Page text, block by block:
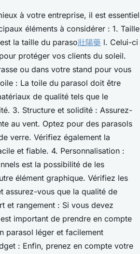
à votre entreprise, il est essentiel
éléments à considérer : 1. Taille
la taille du paraso壯陽藥 l. Celui-ci
protéger vos clients du soleil.
ou dans votre stand pour vous
: La toile du parasol doit être
de qualité tels que le
3. Structure et solidité : Assurez-
au vent. Optez pour des parasols
verre. Vérifiez également la
et fiable. 4. Personnalisation :
est la possibilité de les
élément graphique. Vérifiez les
assurez-vous que la qualité de
et rangement : Si vous devez
important de prendre en compte
parasol léger et facilement
: Enfin, prenez en compte votre